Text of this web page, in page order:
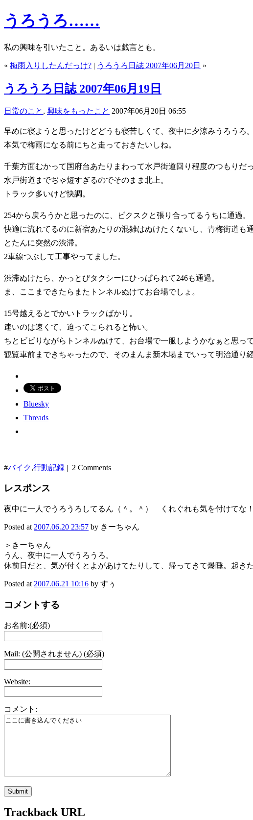
うろうろ……
私の興味を引いたこと。あるいは戯言とも。
« 梅雨入りしたんだっけ? | うろうろ日誌 2007年06月20日 »
うろうろ日誌 2007年06月19日
日常のこと , 興味をもったこと 2007年06月20日 06:55
早めに寝ようと思ったけどどうも寝苦しくて、夜中に夕涼みうろうろ。
本気で梅雨になる前にちと走っておきたいしね。
千葉方面むかって国府台あたりまわって水戸街道回り程度のつもりだ
水戸街道までぢゃ短すぎるのでそのまま北上。
トラック多いけど快調。
254から戻ろうかと思ったのに、ビクスクと張り合ってるうちに通過。
快適に流れてるのに新宿あたりの混雑はぬけたくないし、青梅街道も通
とたんに突然の渋滞。
2車線つぶして工事やってました。
渋滞ぬけたら、かっとびタクシーにひっぱられて246も通過。
ま、ここまできたらまたトンネルぬけてお台場でしょ。
15号越えるとでかいトラックばかり。
速いのは速くて、迫ってこられると怖い。
ちとビビりながらトンネルぬけて、お台場で一服しようかなぁと思っ
観覧車前まできちゃったので、そのまんま新木場までいって明治通り
Bluesky
Threads
#バイク,行動記録 | 2 Comments
レスポンス
夜中に一人でうろうろしてるん（＾。＾） くれぐれも気を付けてな！
Posted at 2007.06.20 23:57 by きーちゃん
＞きーちゃん
うん、夜中に一人でうろうろ。
休前日だと、気が付くとよがあけてたりして、帰ってきて爆睡。起き
Posted at 2007.06.21 10:16 by すぅ
コメントする
お名前:(必須)
Mail: (公開されません) (必須)
Website:
コメント:
Trackback URL